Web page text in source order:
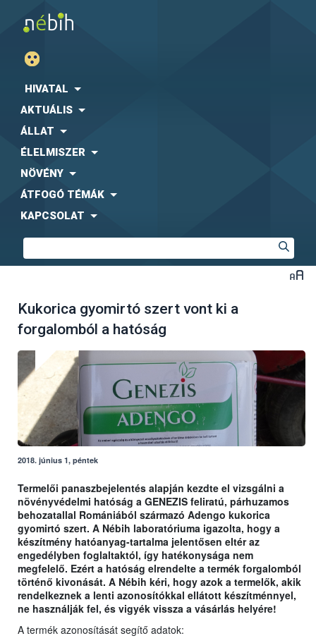
HIVATAL
AKTUÁLIS
ÁLLAT
ÉLELMISZER
NÖVÉNY
ÁTFOGÓ TÉMÁK
KAPCSOLAT
Kukorica gyomirtó szert vont ki a
forgalomból a hatóság
2018. június 1, péntek
Termelői panaszbejelentés alapján kezdte el vizsgálni a
növényvédelmi hatóság a GENEZIS feliratú, párhuzamos
behozatallal Romániából származó Adengo kukorica
gyomirtó szert. A Nébih laboratóriuma igazolta, hogy a
készítmény hatóanyag-tartalma jelentősen eltér az
engedélyben foglaltaktól, így hatékonysága nem
megfelelő. Ezért a hatóság elrendelte a termék forgalomból
történő kivonását. A Nébih kéri, hogy azok a termelők, akik
rendelkeznek a lenti azonosítókkal ellátott készítménnyel,
ne használják fel, és vigyék vissza a vásárlás helyére!
A termék azonosítását segítő adatok: